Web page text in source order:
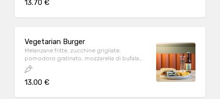
13.70 €
Vegetarian Burger
Melanzane fritte, zucchine grigliate,
pomodoro gratinato, mozzarella di bufala
campana, olio al basilico, pane di pizza,
patate dippers
13.00 €